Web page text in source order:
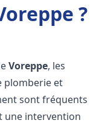
?
Voreppe, les
plomberie et
sont fréquents
une intervention